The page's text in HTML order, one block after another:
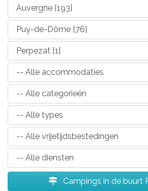
Campings in de buurt